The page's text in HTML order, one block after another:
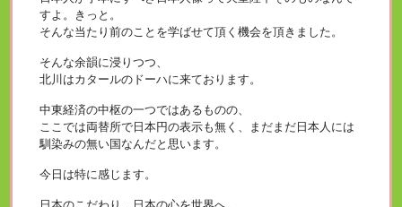
すよ。きっと。
そんな当たり前のことを学ばせて頂く機会を頂きました。
そんな余韻に浸りつつ、
北川はカタールのドーハに来ております。
中東経済の中枢の一つではあるものの、
ここでは両替所で日本円の表示も無く、まだまだ日本人には
馴染みの無い国なんだと思います。
今日は特に感じます。